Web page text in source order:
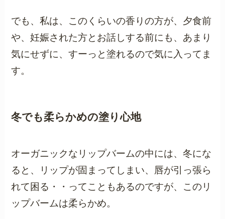
でも、私は、このくらいの香りの方が、 夕食前
や、妊娠された方とお話しする前にも、あまり
気にせずに、すーっと塗れるので気に入ってま
す。
冬でも柔らかめの塗り心地
オーガニックなリップバームの中には、冬にな
ると、リップが固まってしまい、唇が引っ張ら
れて困る・・ってこともあるのですが、このリ
ップバームは柔らかめ。